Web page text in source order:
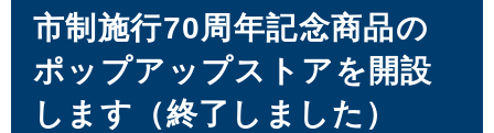
市制施行70周年記念商品の
ポップアップストアを開設
します（終了しました）